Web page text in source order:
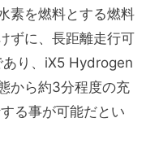
素を燃料とする燃料
ずに、長距離走行可
あり、iX5 Hydrogen
から約3分程度の充
る事が可能だとい